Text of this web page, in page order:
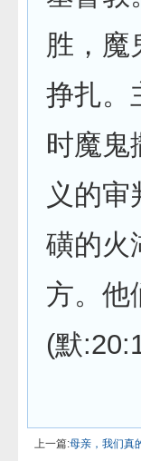
胜，魔
挣扎。
时魔鬼
义的
磺的火
方。他
(默
上一篇:母亲，我们真